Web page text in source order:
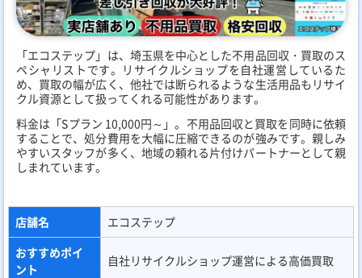
「エコステップ」は、埼玉県を中心とした不用品回収・買取のス
ペシャリストです。リサイクルショップを自社運営しているた
め、買取の幅が広く、他社では断られるような生活用品もリサイ
クル資源として扱ってくれる可能性があります。
料金は「Sプラン 10,000円～」。不用品回収と買取を同時に依頼
することで、処分費用を大幅に圧縮できるのが強みです。親しみ
やすいスタッフが多く、地域の頼れる片付けパートナーとして親
しまれています。
店舗名
エコステップ
おすすめポイ
ント
自社リサイクルショップ運営による高価買取